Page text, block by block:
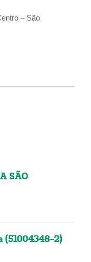
– São
SÃO
(51004348-2)